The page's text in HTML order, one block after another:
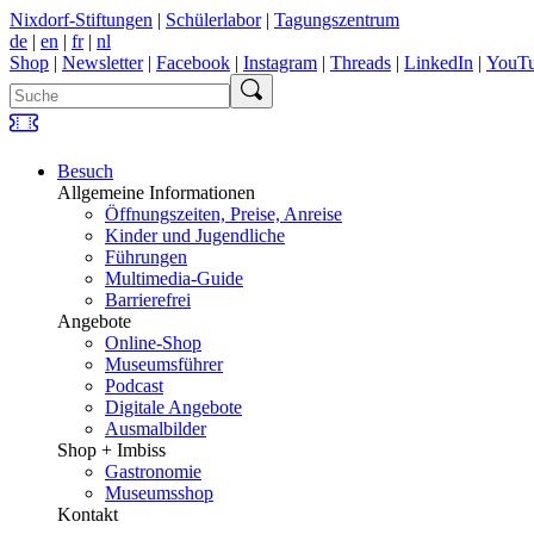
Nixdorf-Stiftungen | Schülerlabor| Tagungszentrum
de | en | fr| nl
Shop | Newsletter| Facebook | Instagram | Threads | LinkedIn |
Besuch
Allgemeine Informationen
Öffnungszeiten, Preise, Anreise
Kinder und Jugendliche
Führungen
Multimedia-Guide
Barrierefrei
Angebote
Online-Shop
Museumsführer
Podcast
Digitale Angebote
Ausmalbilder
Shop + Imbiss
Gastronomie
Museumsshop
Kontakt